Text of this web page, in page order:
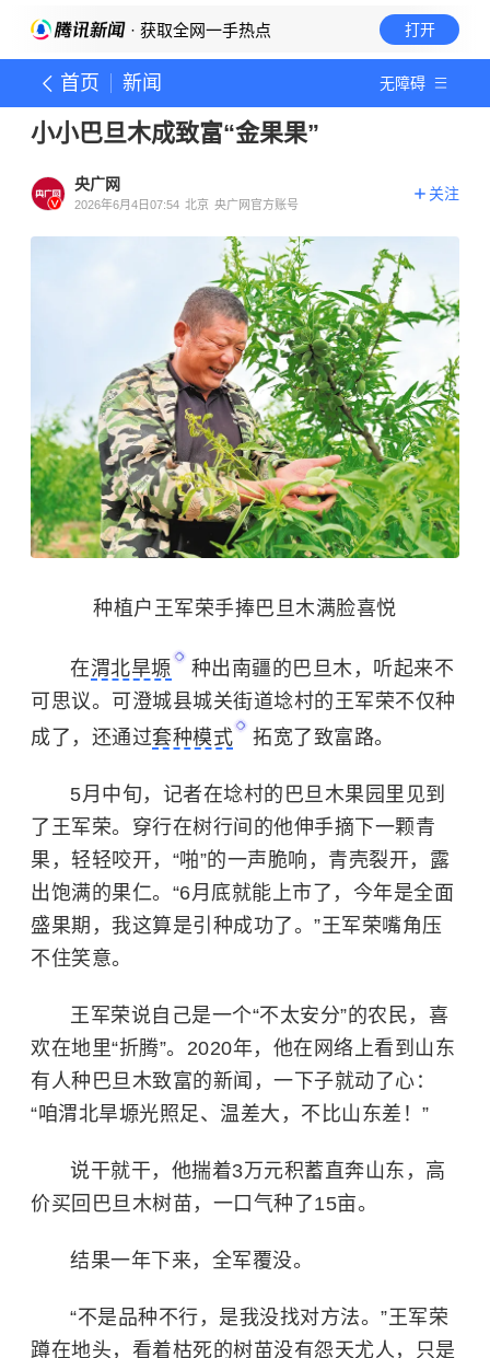
· 获取全网一手热点 打开
首页 新闻 无障碍
小小巴旦木成致富“金果果”
央广网
2026年6月4日07:54 北京 央广网官方账号
关注
种植户王军荣手捧巴旦木满脸喜悦
在渭北旱塬
种出南疆的巴旦木，听起来不
可思议。可澄城县城关街道埝村的王军荣不仅种
成了，还通过套种模式 拓宽了致富路。
5月中旬，记者在埝村的巴旦木果园里见到
了王军荣。穿行在树行间的他伸手摘下一颗青
果，轻轻咬开，“啪”的一声脆响，青壳裂开，露
出饱满的果仁。“6月底就能上市了，今年是全面
盛果期，我这算是引种成功了。”王军荣嘴角压
不住笑意。
王军荣说自己是一个“不太安分”的农民，喜
欢在地里“折腾”。2020年，他在网络上看到山东
有人种巴旦木致富的新闻，一下子就动了心：
“咱渭北旱塬光照足、温差大，不比山东差！”
说干就干，他揣着3万元积蓄直奔山东，高
价买回巴旦木树苗，一口气种了15亩。
结果一年下来，全军覆没。
“不是品种不行，是我没找对方法。”王军荣
蹲在地头，看着枯死的树苗没有怨天尤人，只是